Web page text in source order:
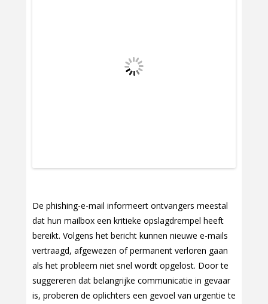
De phishing-e-mail informeert ontvangers meestal
dat hun mailbox een kritieke opslagdrempel heeft
bereikt. Volgens het bericht kunnen nieuwe e-mails
vertraagd, afgewezen of permanent verloren gaan
als het probleem niet snel wordt opgelost. Door te
suggereren dat belangrijke communicatie in gevaar
is, proberen de oplichters een gevoel van urgentie te